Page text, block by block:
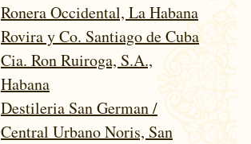
Ronera Occidental, La Habana
Rovira y Co. Santiago de Cuba
Cia. Ron Ruiroga, S.A.,
Habana
Destileria San German /
Central Urbano Noris, San